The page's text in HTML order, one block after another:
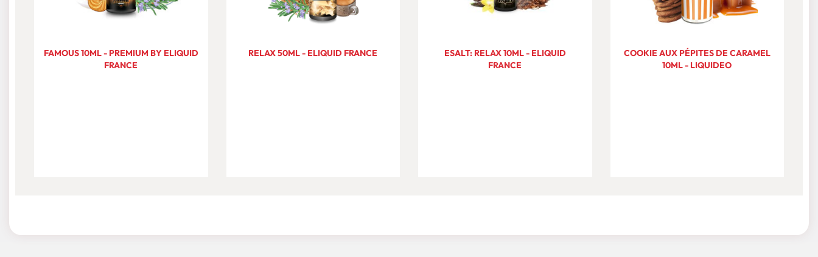
FAMOUS 10ML - PREMIUM BY ELIQUID
FRANCE
RELAX 50ML - ELIQUID FRANCE
ESALT: RELAX 10ML - ELIQUID
FRANCE
COOKIE AUX PÉPITES DE CARAMEL
10ML - LIQUIDEO